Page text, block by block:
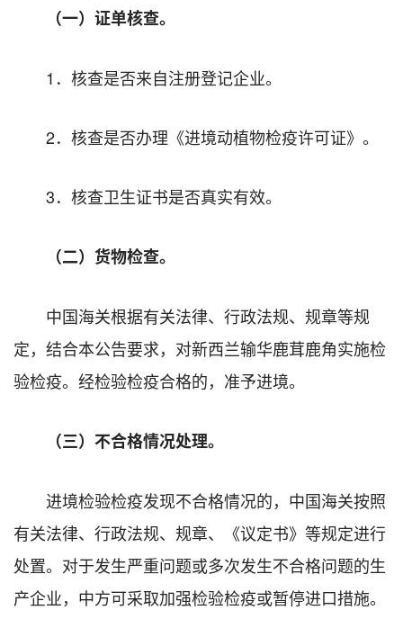
（一）证单核查。
1．核查是否来自注册登记企业。
2．核查是否办理《进境动植物检疫许可证》。
3．核查卫生证书是否真实有效。
（二）货物检查。
中国海关根据有关法律、行政法规、规章等规
定，结合本公告要求，对新西兰输华鹿茸鹿角实施检
验检疫。经检验检疫合格的，准予进境。
（三）不合格情况处理。
进境检验检疫发现不合格情况的，中国海关按照
有关法律、行政法规、规章、《议定书》等规定进行
处置。对于发生严重问题或多次发生不合格问题的生
产企业，中方可采取加强检验检疫或暂停进口措施。